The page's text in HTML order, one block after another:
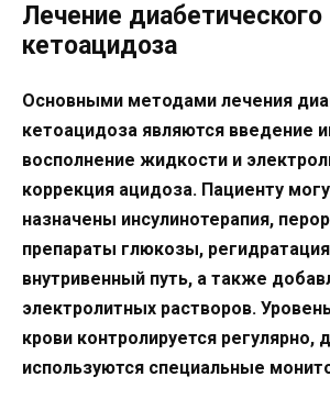
Лечение диабетического
кетоацидоза
Основными методами лечения
кетоацидоза являются введение
восполнение жидкости и
коррекция ацидоза. Пациенту
назначены инсулинотерапия,
препараты глюкозы,
внутривенный путь, а также
электролитных растворов.
крови контролируется регулярно,
используются специальные